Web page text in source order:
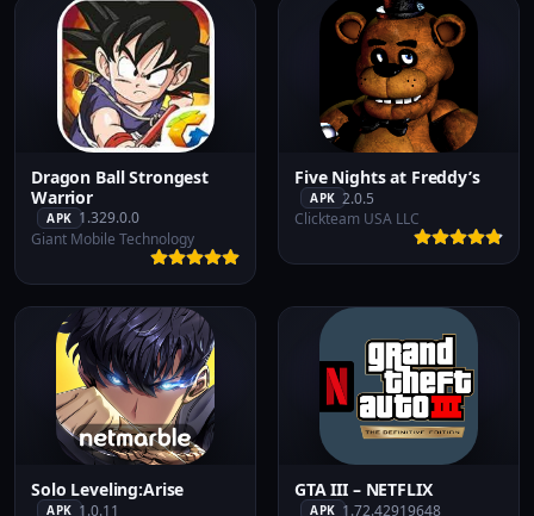
Dragon Ball Strongest
Warrior
APK 1.329.0.0
Giant Mobile Technology
Five Nights at Freddy’s
APK 2.0.5
Clickteam USA LLC
Solo Leveling:Arise
APK 1.0.11
GTA III – NETFLIX
APK 1.72.42919648